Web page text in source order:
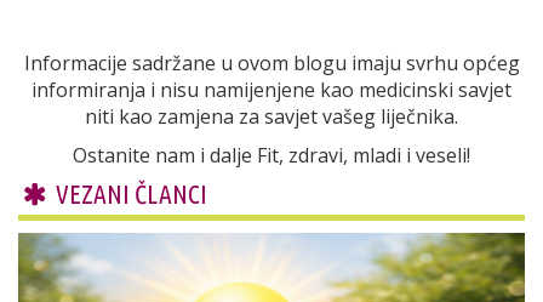
Informacije sadržane u ovom blogu imaju svrhu općeg
informiranja i nisu namijenjene kao medicinski savjet
niti kao zamjena za savjet vašeg liječnika.
Ostanite nam i dalje Fit, zdravi, mladi i veseli!
VEZANI ČLANCI